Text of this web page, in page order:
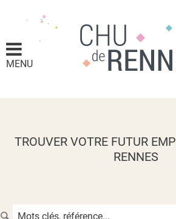
MENU
TROUVER VOTRE FUTUR
RENNES